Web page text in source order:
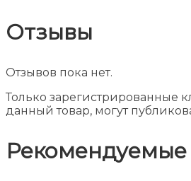
Отзывы
Отзывов пока нет.
Только зарегистрированные
данный товар, могут
Рекомендуемые